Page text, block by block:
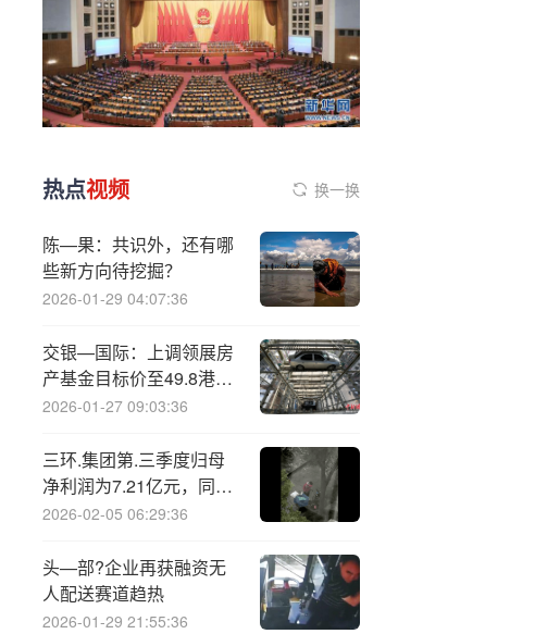
热点视频 换一换
陈—果：共识外，还有哪
些新方向待挖掘？
2026-01-29 04:07:36
交银—国际：上调领展房
产基金目标价至49.8港元
维持“买入”
2026-01-27 09:03:36
三环.集团第.三季度归母
净利润为7.21亿元，同比
上升24.9%
2026-02-05 06:29:36
头—部?企业再获融资无
人配送赛道趋热
2026-01-29 21:55:36